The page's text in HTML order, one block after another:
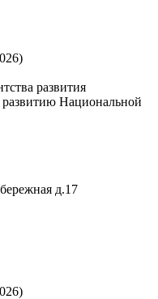
развития
развитию Национальной
д.17